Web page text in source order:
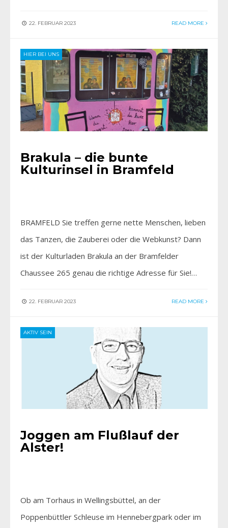
22. FEBRUAR 2023 READ MORE
HIER BEI UNS
Brakula – die bunte
Kulturinsel in Bramfeld
BRAMFELD Sie treffen gerne nette Menschen, lieben
das Tanzen, die Zauberei oder die Webkunst? Dann
ist der Kulturladen Brakula an der Bramfelder
Chaussee 265 genau die richtige Adresse für Sie!…
22. FEBRUAR 2023 READ MORE
AKTIV SEIN
Joggen am Flußlauf der
Alster!
Ob am Torhaus in Wellingsbüttel, an der
Poppenbüttler Schleuse im Hennebergpark oder im